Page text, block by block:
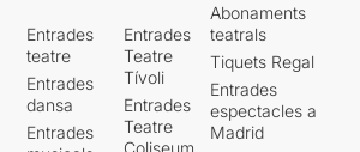
Entrades
teatre
Entrades
dansa
Entrades
Entrades
Teatre
Tívoli
Entrades
Teatre
Coliseum
Abonaments
teatrals
Tiquets Regal
Entrades
espectacles a
Madrid